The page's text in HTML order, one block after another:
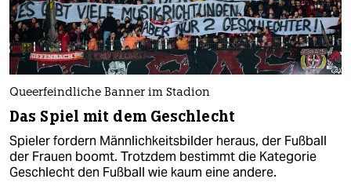
Queerfeindliche Banner im Stadion
Das Spiel mit dem Geschlecht
Spieler fordern Männlichkeitsbilder heraus, der Fußball
der Frauen boomt. Trotzdem bestimmt die Kategorie
Geschlecht den Fußball wie kaum eine andere.